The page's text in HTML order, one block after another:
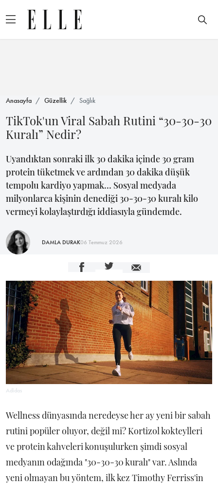
Anasayfa Güzellik Sağlık
TikTok'un Viral Sabah Rutini “30-30-30
Kuralı” Nedir?
Uyandıktan sonraki ilk 30 dakika içinde 30 gram
protein tüketmek ve ardından 30 dakika düşük
tempolu kardiyo yapmak… Sosyal medyada
milyonlarca kişinin denediği 30-30-30 kuralı kilo
vermeyi kolaylaştırdığı iddiasıyla gündemde.
DAMLA DURAK06 Temmuz 2026
Adidas
Wellness dünyasında neredeyse her ay yeni bir sabah
rutini popüler oluyor, değil mi? Kortizol kokteylleri
ve protein kahveleri konuşulurken şimdi sosyal
medyanın odağında "30-30-30 kuralı" var. Aslında
yeni olmayan bu yöntem, ilk kez Timothy Ferriss'in